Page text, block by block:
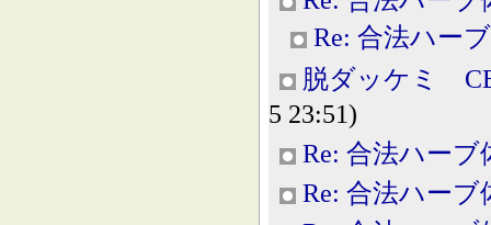
Re: 合法ハー
脱ダッケミ
5 23:51)
Re: 合法ハーブ
Re: 合法ハーブ